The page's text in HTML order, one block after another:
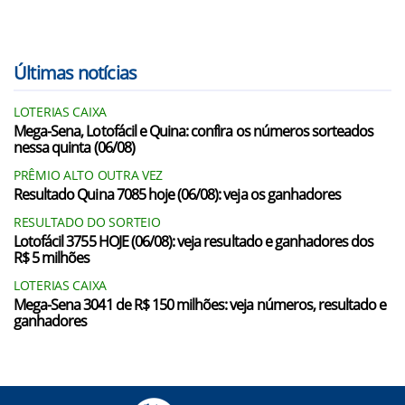
Últimas notícias
LOTERIAS CAIXA
Mega-Sena, Lotofácil e Quina: confira os números sorteados
nessa quinta (06/08)
PRÊMIO ALTO OUTRA VEZ
Resultado Quina 7085 hoje (06/08): veja os ganhadores
RESULTADO DO SORTEIO
Lotofácil 3755 HOJE (06/08): veja resultado e ganhadores dos
R$ 5 milhões
LOTERIAS CAIXA
Mega-Sena 3041 de R$ 150 milhões: veja números, resultado e
ganhadores